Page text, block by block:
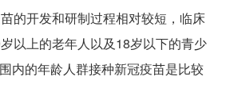
的开发和研制过程相对较短，临床
以上的老年人以及18岁以下的青少
内的年龄人群接种新冠疫苗是比较